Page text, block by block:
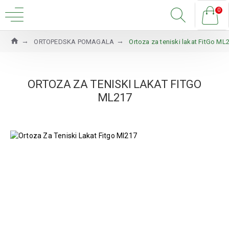
0
ORTOPEDSKA POMAGALA Ortoza za teniski lakat FitGo
ORTOZA ZA TENISKI LAKAT FITGO
ML217